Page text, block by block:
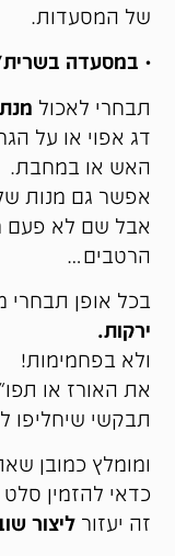
של המסעדות.
• במסעדה
תבחרי לאכול
דג אפוי או על
האש או במחבת.
אפשר גם מנות
אבל שם לא פעם
הרטבים…
בכל אופן תבחרי
ירקות.
ולא בפחמימות!
את האורז או
תבקשי שיחליפו
ומומלץ כמובן
כדאי להזמין
זה יעזורליצור